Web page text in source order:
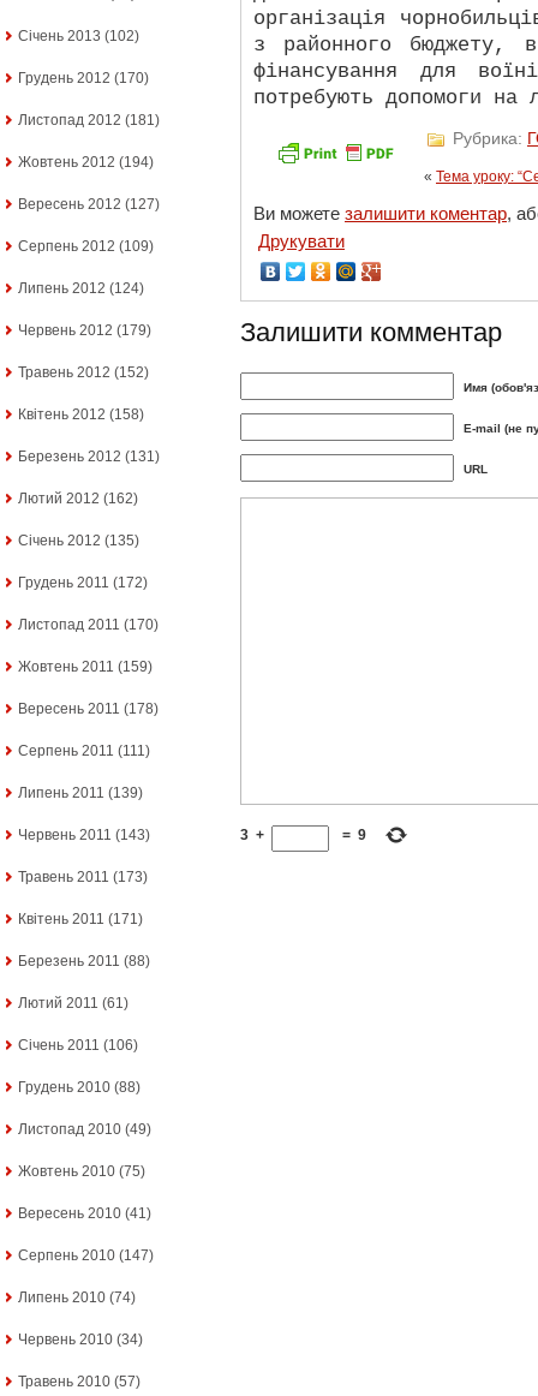
Січень 2013 (102)
Грудень 2012 (170)
Листопад 2012 (181)
Жовтень 2012 (194)
Вересень 2012 (127)
Серпень 2012 (109)
Липень 2012 (124)
Червень 2012 (179)
Травень 2012 (152)
Квітень 2012 (158)
Березень 2012 (131)
Лютий 2012 (162)
Січень 2012 (135)
Грудень 2011 (172)
Листопад 2011 (170)
Жовтень 2011 (159)
Вересень 2011 (178)
Серпень 2011 (111)
Липень 2011 (139)
Червень 2011 (143)
Травень 2011 (173)
Квітень 2011 (171)
Березень 2011 (88)
Лютий 2011 (61)
Січень 2011 (106)
Грудень 2010 (88)
Листопад 2010 (49)
Жовтень 2010 (75)
Вересень 2010 (41)
Серпень 2010 (147)
Липень 2010 (74)
Червень 2010 (34)
Травень 2010 (57)
організація
з районного бюджету,
фінансування для
потребують допомоги на
Рубрика:
« Тема уроку:
Ви можете залишити коментар,
Друкувати
Залишити комментар
Имя
E-mail (не
URL
3 + = 9